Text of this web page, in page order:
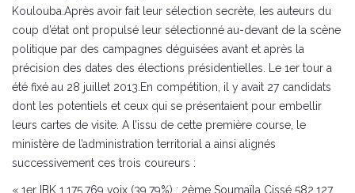
Koulouba.Après avoir fait leur sélection secrète, les auteurs du
coup d’état ont propulsé leur sélectionné au-devant de la scène
politique par des campagnes déguisées avant et après la
précision des dates des élections présidentielles. Le 1er tour a
été fixé au 28 juillet 2013.En compétition, il y avait 27 candidats
dont les potentiels et ceux qui se présentaient pour embellir
leurs cartes de visite. A l’issu de cette première course, le
ministère de l’administration territorial a ainsi alignés
successivement ces trois coureurs :
« 1er IBK 1.175.769 voix (39,79%) ; 2ème Soumaïla Cissé 582.127